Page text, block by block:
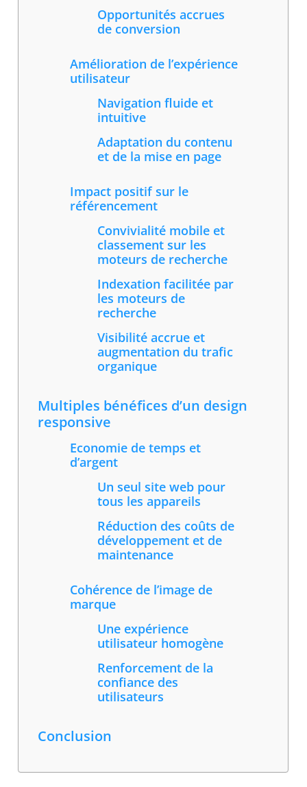
Opportunités accrues
de conversion
Amélioration de l’expérience
utilisateur
Navigation fluide et
intuitive
Adaptation du contenu
et de la mise en page
Impact positif sur le
référencement
Convivialité mobile et
classement sur les
moteurs de recherche
Indexation facilitée par
les moteurs de
recherche
Visibilité accrue et
augmentation du trafic
organique
Multiples bénéfices d’un design
responsive
Economie de temps et
d’argent
Un seul site web pour
tous les appareils
Réduction des coûts de
développement et de
maintenance
Cohérence de l’image de
marque
Une expérience
utilisateur homogène
Renforcement de la
confiance des
utilisateurs
Conclusion